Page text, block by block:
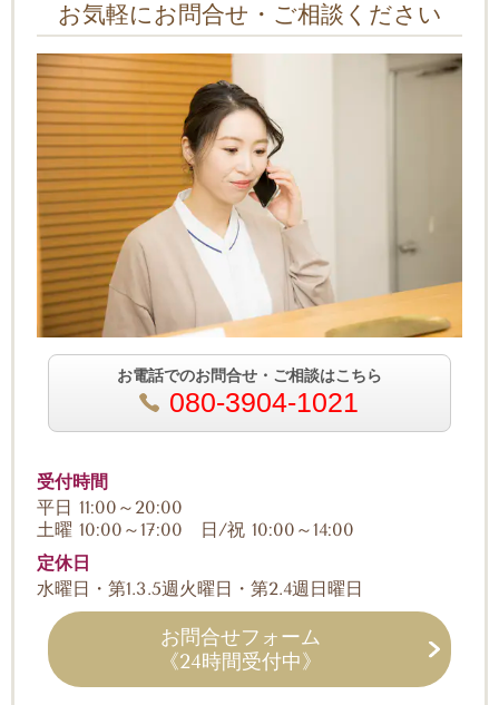
お気軽にお問合せ・ご相談ください
お電話でのお問合せ・ご相談はこちら
080-3904-1021
受付時間
平日 11:00～20:00
土曜 10:00～17:00 日/祝 10:00～14:00
定休日
水曜日・第1.3.5週火曜日・第2.4週日曜日
お問合せフォーム
《24時間受付中》